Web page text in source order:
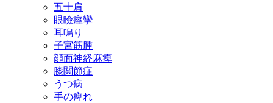
五十肩
眼瞼痙攣
耳鳴り
子宮筋腫
顔面神経麻痺
膝関節症
うつ病
手の痺れ